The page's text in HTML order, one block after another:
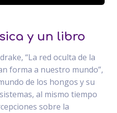
y un libro
“La red oculta de la
forma a nuestro mundo”,
de los hongos y su
al mismo tiempo
sobre la